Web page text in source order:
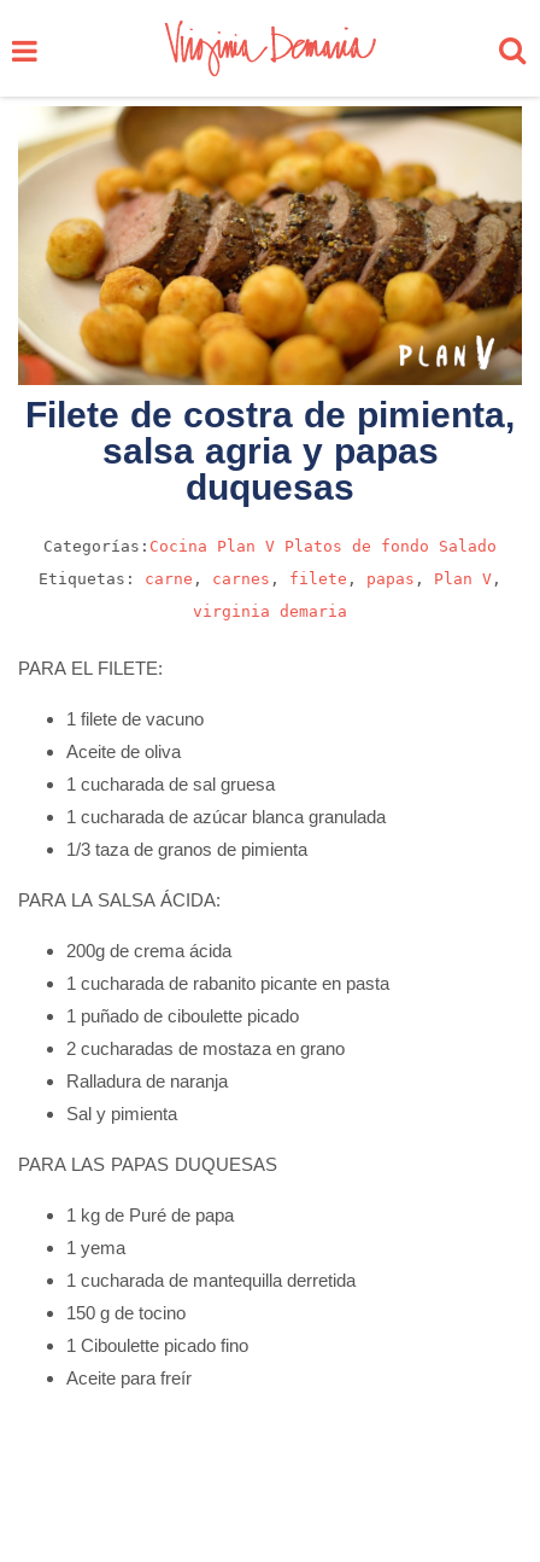
Filete de costra de pimienta,
salsa agria y papas
duquesas
Categorías: Cocina Plan V Platos de fondo
Salado
Etiquetas: carne , carnes , filete , papas , Plan V ,
virginia demaria
PARA EL FILETE:
1 filete de vacuno
Aceite de oliva
1 cucharada de sal gruesa
1 cucharada de azúcar blanca granulada
1/3 taza de granos de pimienta
PARA LA SALSA ÁCIDA:
200g de crema ácida
1 cucharada de rabanito picante en pasta
1 puñado de ciboulette picado
2 cucharadas de mostaza en grano
Ralladura de naranja
Sal y pimienta
PARA LAS PAPAS DUQUESAS
1 kg de Puré de papa
1 yema
1 cucharada de mantequilla derretida
150 g de tocino
1 Ciboulette picado fino
Aceite para freír